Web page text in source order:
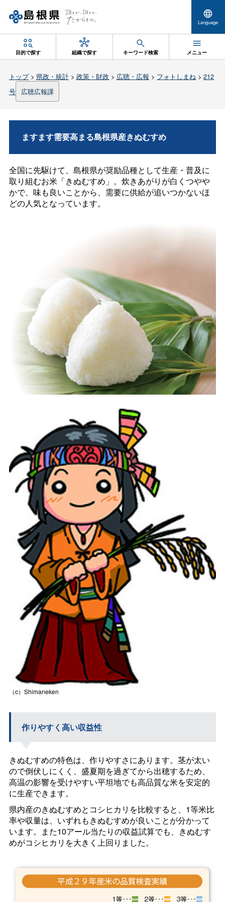
Language
目的で探す 組織で探す キーワード検索 メニュー
トップ> 県政・統計> 政策・財政 > 広聴・広報 > フォトしまね> 212
号
広聴広報課
ますます需要高まる島根県産きぬむすめ
全国に先駆けて、島根県が奨励品種として生産・普及に
取り組むお米「きぬむすめ」。炊きあがりが白くつやや
かで、味も良いことから、需要に供給が追いつかないほ
どの人気となっています。
（c）Shimaneken
作りやすく高い収益性
きぬむすめの特色は、作りやすさにあります。茎が太い
ので倒伏しにくく、盛夏期を過ぎてから出穂するため、
高温の影響を受けやすい平坦地でも高品質な米を安定的
に生産できます。
県内産のきぬむすめとコシヒカリを比較すると、1等米比
率や収量は、いずれもきぬむすめが良いことが分かって
います。また10アール当たりの収益試算でも、きぬむす
めがコシヒカリを大きく上回りました。